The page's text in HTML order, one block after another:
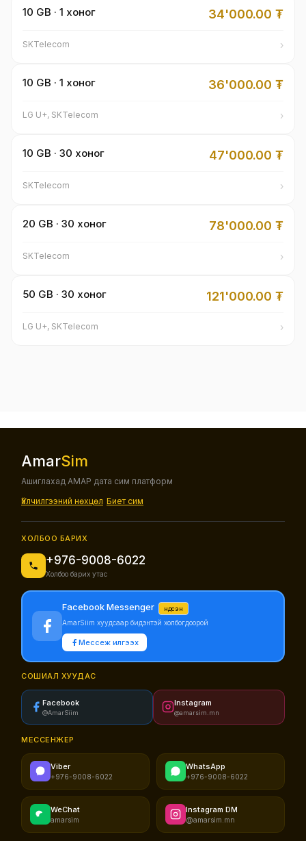
10 GB · 1 хоног 34'000.00 ₮
SKTelecom ›
10 GB · 1 хоног 36'000.00 ₮
LG U+, SKTelecom ›
10 GB · 30 хоног 47'000.00 ₮
SKTelecom ›
20 GB · 30 хоног 78'000.00 ₮
SKTelecom ›
50 GB · 30 хоног 121'000.00 ₮
LG U+, SKTelecom ›
AmarSim
Ашиглахад АМАР дата сим платформ
Үйлчилгээний нөхцөл Биет сим
ХОЛБОО БАРИХ
+976-9008-6022
Холбоо барих утас
Facebook Messenger Үндсэн
AmarSiim хуудсаар бидэнтэй холбогдоорой
Мессеж илгээх
СОШИАЛ ХУУДАС
Facebook
@AmarSiim
Instagram
@amarsim.mn
МЕССЕНЖЕР
Viber
+976-9008-6022
WhatsApp
+976-9008-6022
WeChat
amarsim
Instagram DM
@amarsim.mn